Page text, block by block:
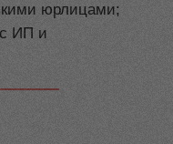
юрлицами;
с ИП и